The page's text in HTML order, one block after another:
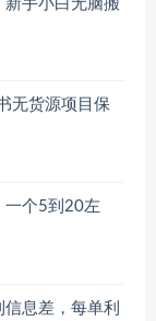
手小白无脑搬
无货源项目保
一个5到20左
息差，每单利